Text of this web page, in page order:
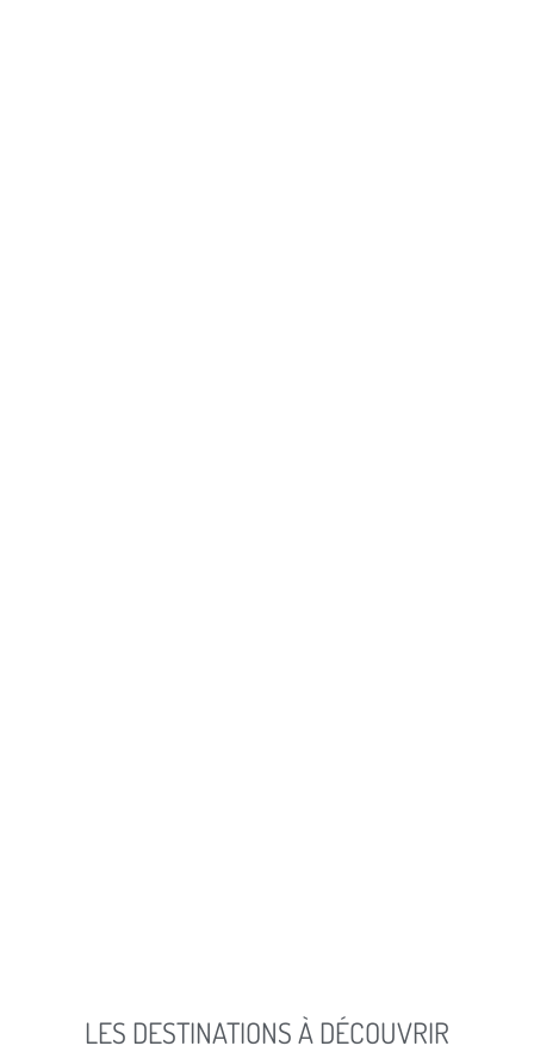
LES DESTINATIONS À DÉCOUVRIR